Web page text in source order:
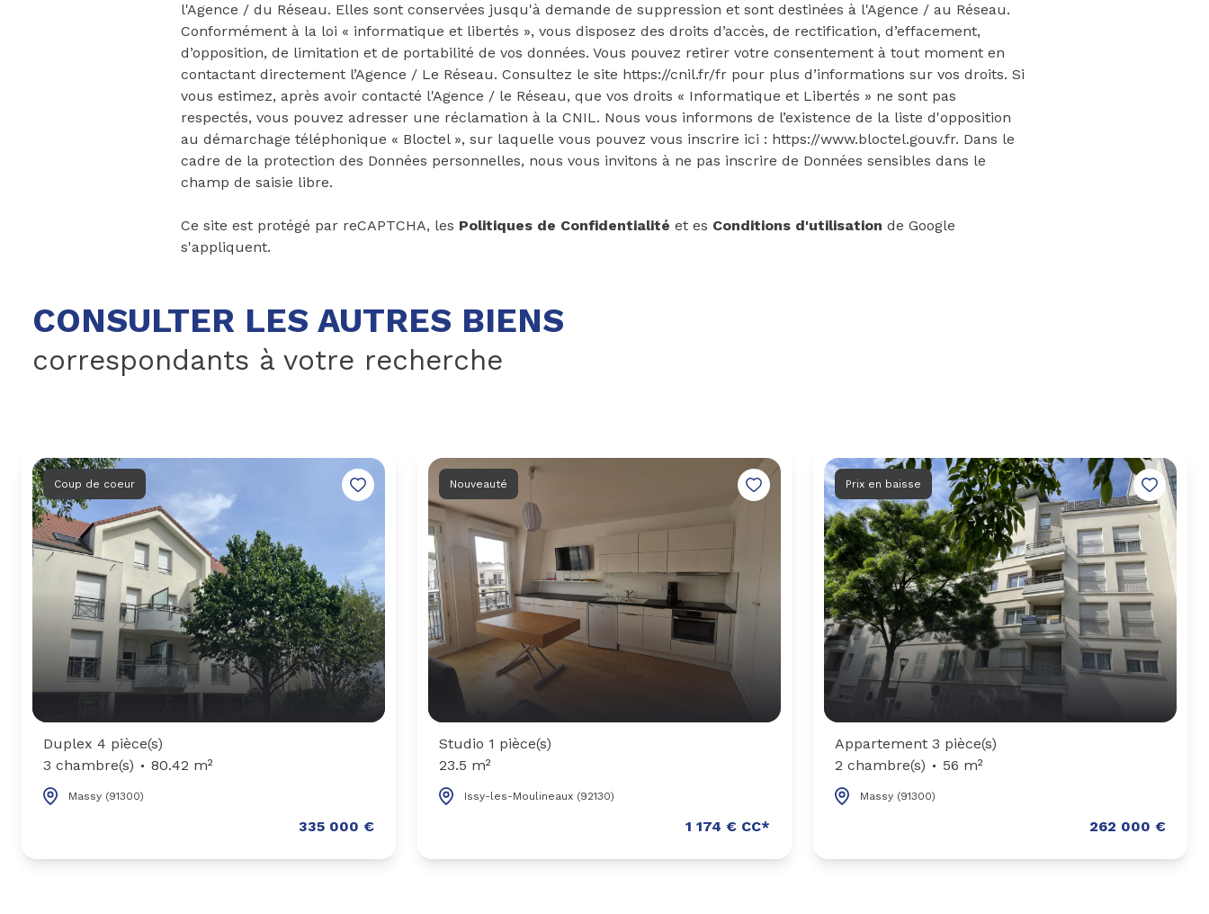
l'Agence / du Réseau. Elles sont conservées jusqu'à demande de suppression et sont destinées à l'Agence / au Réseau.
Conformément à la loi « informatique et libertés », vous disposez des droits d’accès, de rectification, d’effacement,
d’opposition, de limitation et de portabilité de vos données. Vous pouvez retirer votre consentement à tout moment en
contactant directement l’Agence / Le Réseau. Consultez le site https://cnil.fr/fr pour plus d’informations sur vos droits. Si
vous estimez, après avoir contacté l'Agence / le Réseau, que vos droits « Informatique et Libertés » ne sont pas
respectés, vous pouvez adresser une réclamation à la CNIL. Nous vous informons de l’existence de la liste d'opposition
au démarchage téléphonique « Bloctel », sur laquelle vous pouvez vous inscrire ici : https://www.bloctel.gouv.fr. Dans le
cadre de la protection des Données personnelles, nous vous invitons à ne pas inscrire de Données sensibles dans le
champ de saisie libre.
Ce site est protégé par reCAPTCHA, les Politiques de Confidentialité et es Conditions d'utilisation de Google
s'appliquent.
CONSULTER LES AUTRES BIENS
correspondants à votre recherche
Coup de coeur
Duplex 4 pièce(s)
3 chambre(s)
80.42 m²
Massy (91300)
335 000 €
Nouveauté
Studio 1 pièce(s)
23.5 m²
Issy-les-Moulineaux (92130)
1 174 € CC*
Prix en baisse
Appartement 3 pièce(s)
2 chambre(s)
56 m²
Massy (91300)
262 000 €